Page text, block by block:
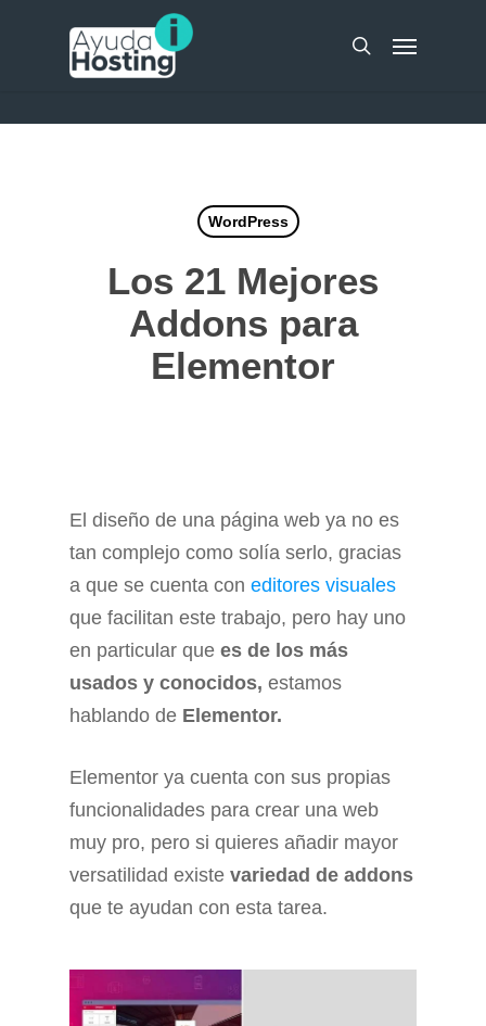
search
Menu
WordPress
Los 21 Mejores
Addons para
Elementor
El diseño de una página web ya no es
tan complejo como solía serlo, gracias
a que se cuenta con editores visuales
que facilitan este trabajo, pero hay uno
en particular que es de los más
usados y conocidos, estamos
hablando de Elementor.
Elementor ya cuenta con sus propias
funcionalidades para crear una web
muy pro, pero si quieres añadir mayor
versatilidad existe variedad de addons
que te ayudan con esta tarea.